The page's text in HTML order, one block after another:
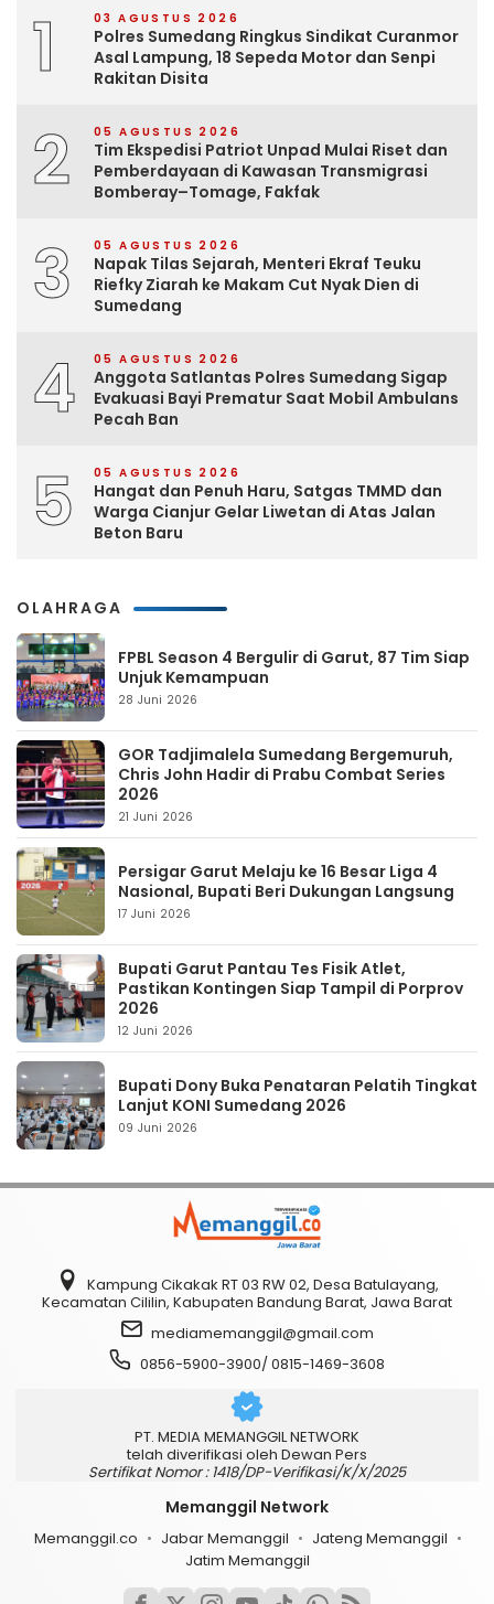
1 03 AGUSTUS 2026
Polres Sumedang Ringkus Sindikat Curanmor
Asal Lampung, 18 Sepeda Motor dan Senpi
Rakitan Disita
2 05 AGUSTUS 2026
Tim Ekspedisi Patriot Unpad Mulai Riset dan
Pemberdayaan di Kawasan Transmigrasi
Bomberay–Tomage, Fakfak
3 05 AGUSTUS 2026
Napak Tilas Sejarah, Menteri Ekraf Teuku
Riefky Ziarah ke Makam Cut Nyak Dien di
Sumedang
4 05 AGUSTUS 2026
Anggota Satlantas Polres Sumedang Sigap
Evakuasi Bayi Prematur Saat Mobil Ambulans
Pecah Ban
5 05 AGUSTUS 2026
Hangat dan Penuh Haru, Satgas TMMD dan
Warga Cianjur Gelar Liwetan di Atas Jalan
Beton Baru
OLAHRAGA
FPBL Season 4 Bergulir di Garut, 87 Tim Siap
Unjuk Kemampuan
28 Juni 2026
GOR Tadjimalela Sumedang Bergemuruh,
Chris John Hadir di Prabu Combat Series
2026
21 Juni 2026
Persigar Garut Melaju ke 16 Besar Liga 4
Nasional, Bupati Beri Dukungan Langsung
17 Juni 2026
Bupati Garut Pantau Tes Fisik Atlet,
Pastikan Kontingen Siap Tampil di Porprov
2026
12 Juni 2026
Bupati Dony Buka Penataran Pelatih Tingkat
Lanjut KONI Sumedang 2026
09 Juni 2026
Kampung Cikakak RT 03 RW 02, Desa Batulayang,
Kecamatan Cililin, Kabupaten Bandung Barat, Jawa Barat
mediamemanggil@gmail.com
0856-5900-3900/ 0815-1469-3608
PT. MEDIA MEMANGGIL NETWORK
telah diverifikasi oleh Dewan Pers
Sertifikat Nomor : 1418/DP-Verifikasi/K/X/2025
Memanggil Network
Memanggil.co Jabar Memanggil
Jateng Memanggil
Jatim Memanggil